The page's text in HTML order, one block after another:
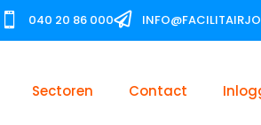
 040 20 86 000
Sectoren Contact